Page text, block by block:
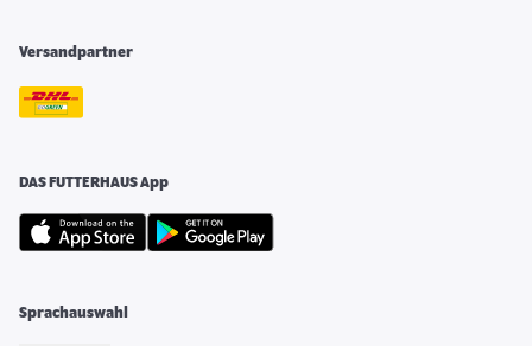
Versandpartner
DAS FUTTERHAUS App
Sprachauswahl